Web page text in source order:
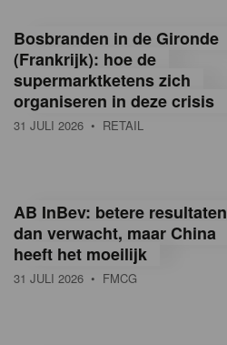
n
e
a
Bosbranden in de Gironde
(Frankrijk): hoe de
supermarktketens zich
organiseren in deze crisis
31 JULI 2026 • RETAIL
AB InBev: betere resultaten
dan verwacht, maar China
heeft het moeilijk
31 JULI 2026 • FMCG